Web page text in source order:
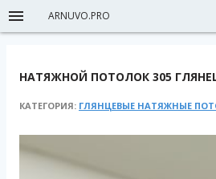
ARNUVO.PRO
НАТЯЖНОЙ ПОТОЛОК 305
КАТЕГОРИЯ: ГЛЯНЦЕВЫЕ НАТЯЖНЫЕ